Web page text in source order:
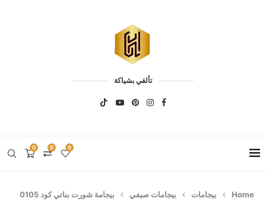
تألقي بشياكة
0 0 0
Home بيجامات بيجامات صيفي بيجامة شورت بناتي كود 0105